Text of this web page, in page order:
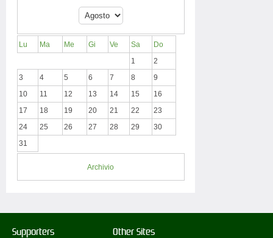
Lu Ma Me Gi Ve Sa
Do
1
2
3
4 5 6 7 8
9
10
11 12 13 14 15
16
17
18 19 20 21 22
23
24
25 26 27 28 29
30
31
Archivio
Supporters Other Sites